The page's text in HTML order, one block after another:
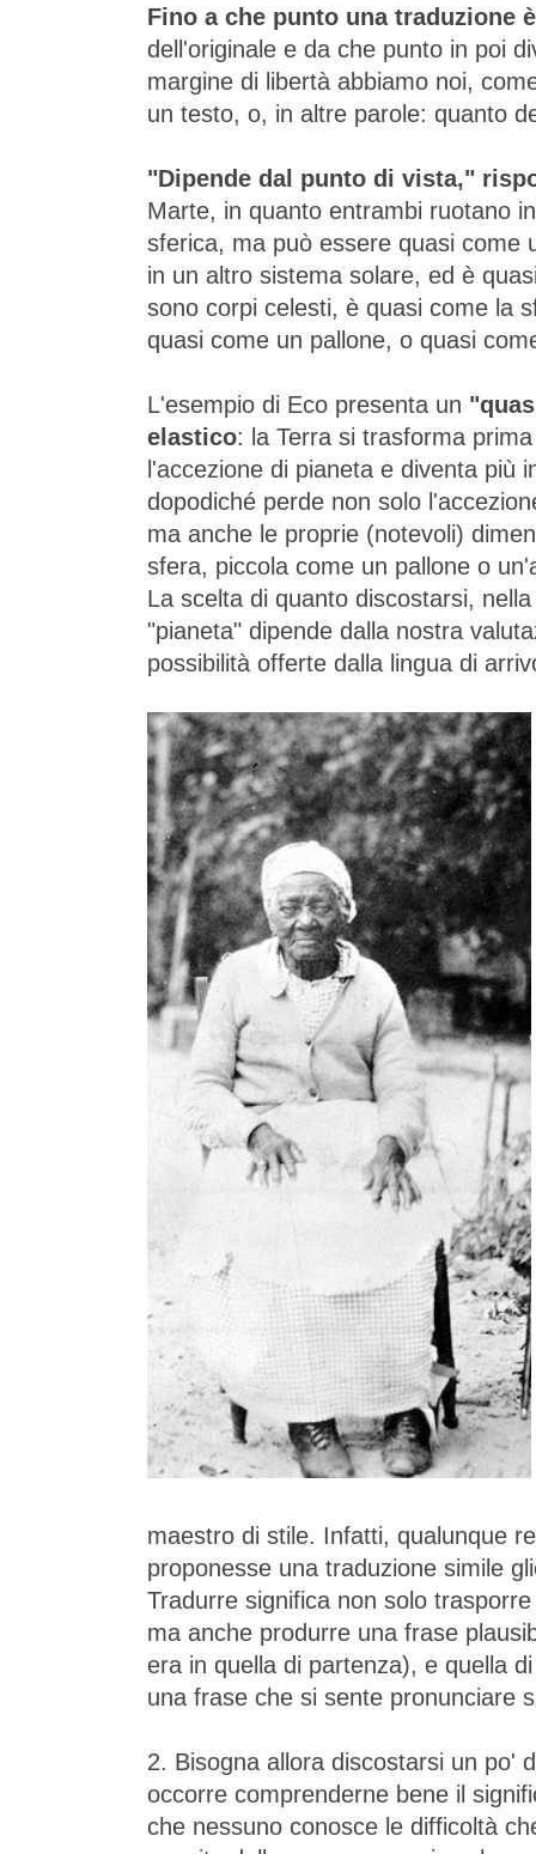
Fino a che punto una traduzione
dell'originale e da che punto in poi
margine di libertà abbiamo noi,
un testo, o, in altre parole: quanto
"Dipende dal punto di vista,"
Marte, in quanto entrambi ruotano
sferica, ma può essere quasi come
in un altro sistema solare, ed è
sono corpi celesti, è quasi come la
quasi come un pallone, o quasi
L'esempio di Eco presenta un
elastico: la Terra si trasforma
l'accezione di pianeta e diventa più
dopodiché perde non solo
ma anche le proprie (notevoli)
sfera, piccola come un pallone o
La scelta di quanto discostarsi,
"pianeta" dipende dalla nostra
possibilità offerte dalla lingua di
maestro di stile. Infatti, qualunque
proponesse una traduzione simile
Tradurre significa non solo
ma anche produrre una frase
era in quella di partenza), e quella
una frase che si sente pronunciare
2. Bisogna allora discostarsi un po'
occorre comprenderne bene il
che nessuno conosce le difficoltà